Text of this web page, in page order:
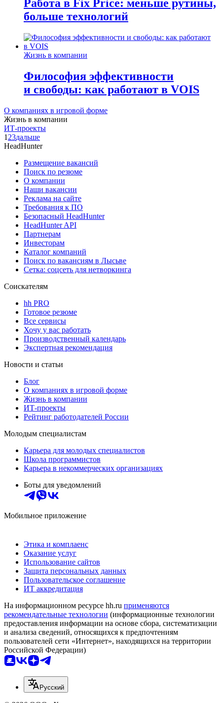
Работа в Fix Price: меньше рутины,
больше технологий
Жизнь в компании
Философия эффективности
и свободы: как работают в VOIS
О компаниях в игровой форме
Жизнь в компании
ИТ-проекты
1 23дальше
HeadHunter
Размещение вакансий
Поиск по резюме
О компании
Наши вакансии
Реклама на сайте
Требования к ПО
Безопасный HeadHunter
HeadHunter API
Партнерам
Инвесторам
Каталог компаний
Поиск по вакансиям в Лысьве
Сетка: соцсеть для нетворкинга
Соискателям
hh PRO
Готовое резюме
Все сервисы
Хочу у вас работать
Производственный календарь
Экспертная рекомендация
Новости и статьи
Блог
О компаниях в игровой форме
Жизнь в компании
ИТ-проекты
Рейтинг работодателей России
Молодым специалистам
Карьера для молодых специалистов
Школа программистов
Карьера в некоммерческих организациях
Боты для уведомлений
Мобильное приложение
Этика и комплаенс
Оказание услуг
Использование сайтов
Защита персональных данных
Пользовательское соглашение
ИТ аккредитация
На информационном ресурсе hh.ru применяются
рекомендательные технологии (информационные технологии
предоставления информации на основе сбора, систематизации
и анализа сведений, относящихся к предпочтениям
пользователей сети «Интернет», находящихся на территории
Российской Федерации)
Русский